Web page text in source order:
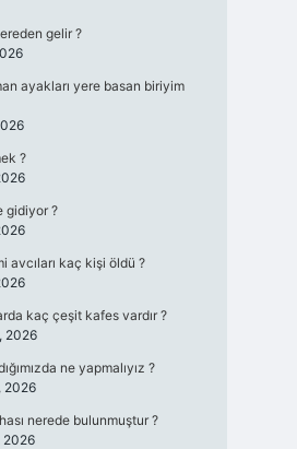
gelir ?
ayakları yere basan biriyim
?
gidiyor ?
avcıları kaç kişi öldü ?
kaç çeşit kafes vardır ?
2026
ne yapmalıyız ?
2026
nerede bulunmuştur ?
2026